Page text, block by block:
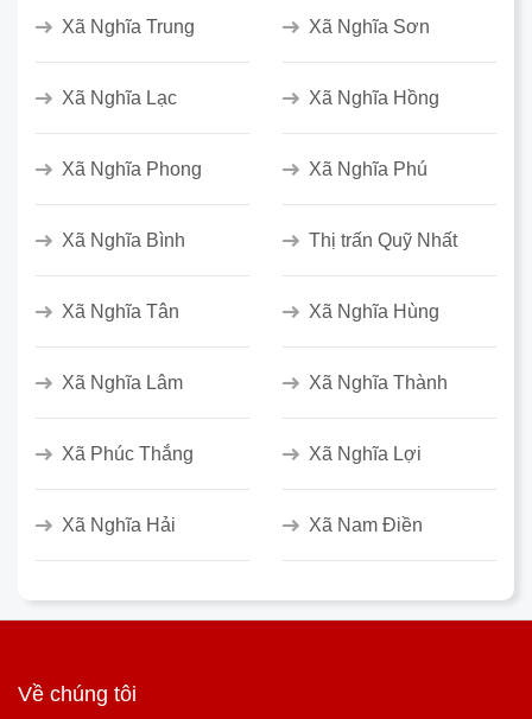
Xã Nghĩa Trung Xã Nghĩa Sơn
Xã Nghĩa Lạc Xã Nghĩa Hồng
Xã Nghĩa Phong Xã Nghĩa Phú
Xã Nghĩa Bình Thị trấn Quỹ Nhất
Xã Nghĩa Tân Xã Nghĩa Hùng
Xã Nghĩa Lâm Xã Nghĩa Thành
Xã Phúc Thắng Xã Nghĩa Lợi
Xã Nghĩa Hải Xã Nam Điền
Về chúng tôi